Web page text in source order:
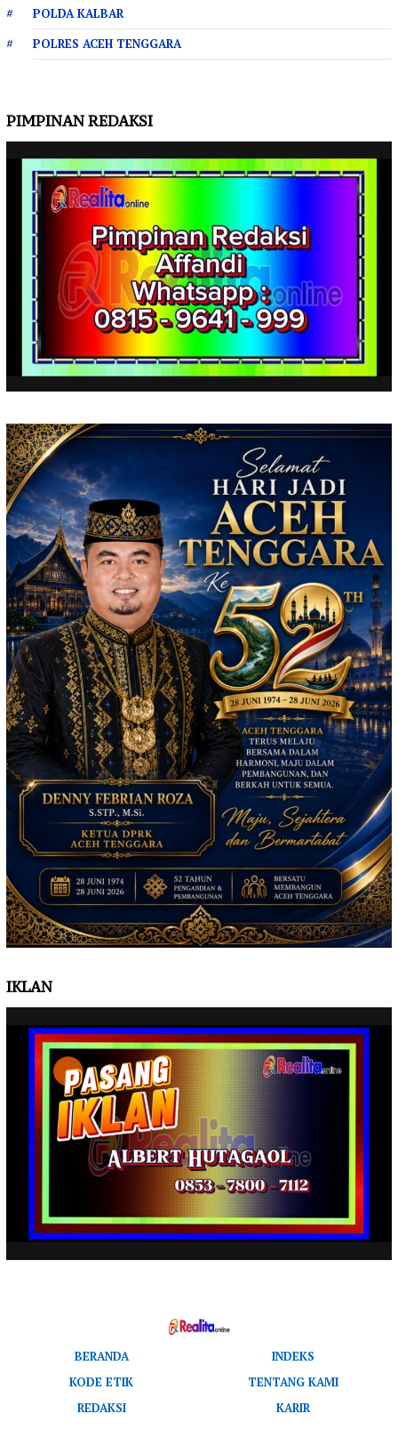
POLDA KALBAR
POLRES ACEH TENGGARA
PIMPINAN REDAKSI
IKLAN
BERANDA
INDEKS
KODE ETIK
TENTANG KAMI
REDAKSI
KARIR